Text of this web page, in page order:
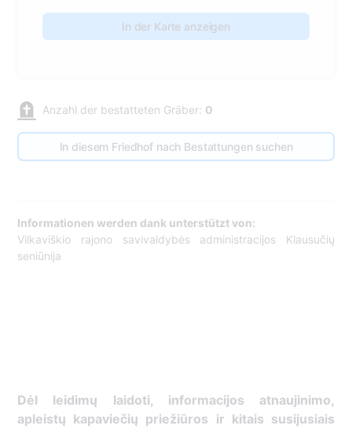
In der Karte anzeigen
Anzahl der bestatteten Gräber: 0
In diesem Friedhof nach Bestattungen suchen
Informationen werden dank unterstützt von:
Vilkaviškio rajono savivaldybės administracijos Klausučių
seniūnija
Dėl leidimų laidoti, ​informacijos atnaujinimo,
apleistų kapaviečių priežiūros ir kitais susijusiais